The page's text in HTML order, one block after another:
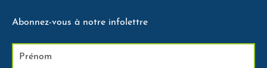
Abonnez-vous à notre infolettre